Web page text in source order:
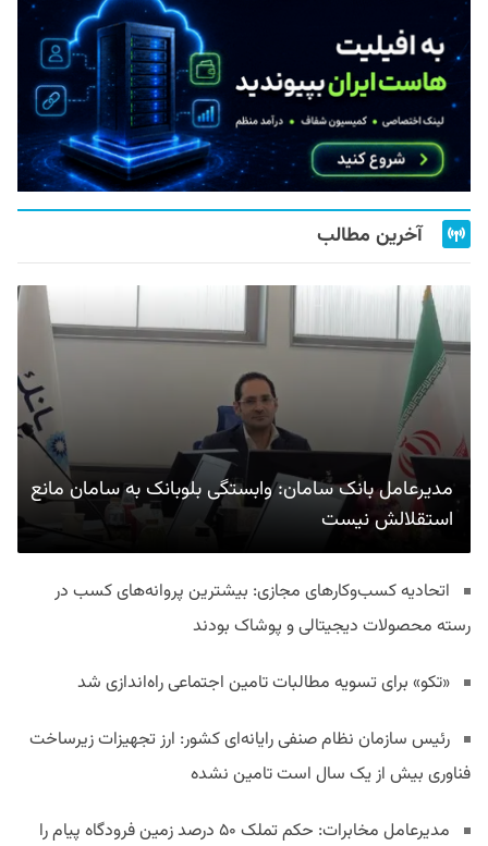
آخرین مطالب
مدیرعامل بانک سامان: وابستگی بلوبانک به سامان مانع
استقلالش نیست
اتحادیه کسب‌وکارهای مجازی: بیشترین پروانه‌های کسب در
رسته محصولات دیجیتالی و پوشاک بودند
«تکو» برای تسویه مطالبات تامین اجتماعی راه‌اندازی شد
رئیس سازمان نظام صنفی رایانه‌ای کشور: ارز تجهیزات زیرساخت
فناوری بیش از یک سال است تامین نشده
مدیرعامل مخابرات: حکم تملک ۵۰ درصد زمین فرودگاه پیام را